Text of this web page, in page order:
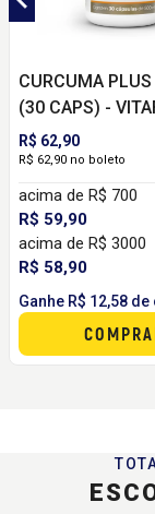
CURCUMA
(30 CAPS) -
R$ 62,90
R$ 62,90 no boleto
acima de R$ 700
R$ 59,90
acima de R$ 3000
R$ 58,90
Ganhe R$ 12,58